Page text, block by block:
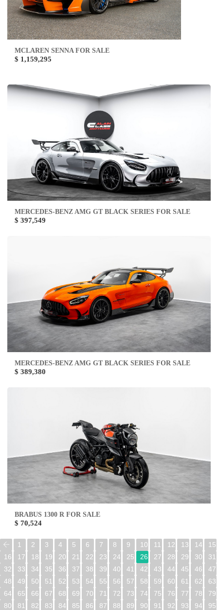
MCLAREN SENNA FOR SALE
$ 1,159,295
MERCEDES-BENZ AMG GT BLACK SERIES FOR SALE
$ 397,549
MERCEDES-BENZ AMG GT BLACK SERIES FOR SALE
$ 389,380
BRABUS 1300 R FOR SALE
$ 70,524
1 2 3 4 5 6 7 8 9 10 11 12 13 14
15
16
17 18 19 20 21 22 23 24 25 26 27 28 29 30
31
32
33 34 35 36 37 38 39 40 41 42 43 44 45 46
47
48
49 50 51 52 53 54 55 56 57 58 59 60 61 62
63
64
65 66 67 68 69 70 71 72 73 74 75 76 77 78
79
80
81 82 83 84 85 86 87 88 89 90 91 92 93 94
95